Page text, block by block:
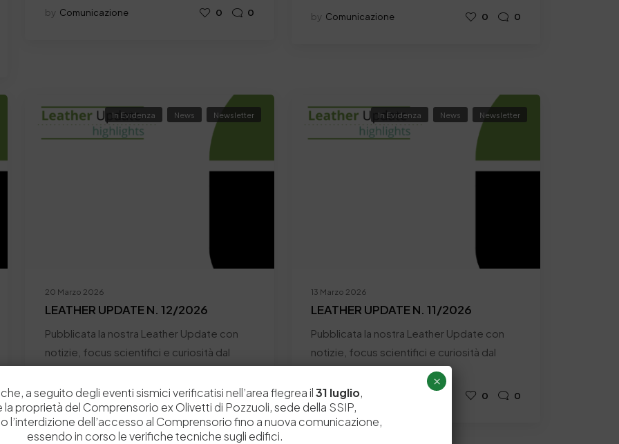
by Comunicazione 0 0 by Comunicazione 0 0
20 Marzo 2026
In Evidenza News Newsletter
LEATHER UPDATE N. 12/2026
Pubblicata la nostra Leather Update con
notizie, focus scientifici e curiosità dal
by Comunicazione 1 0
13 Marzo 2026
In Evidenza News Newsletter
LEATHER UPDATE N. 11/2026
Pubblicata la nostra Leather Update con
notizie, focus scientifici e curiosità dal
by Comunicazione 0 0
a seguito degli eventi sismici verificatisi nell’area flegrea il31 luglio,
la proprietà del Comprensorio ex Olivetti di Pozzuoli, sede della SSIP,
l’interdizione dell’accesso al Comprensorio fino a nuova comunicazione,
essendo in corso le verifiche tecniche sugli edifici.
×